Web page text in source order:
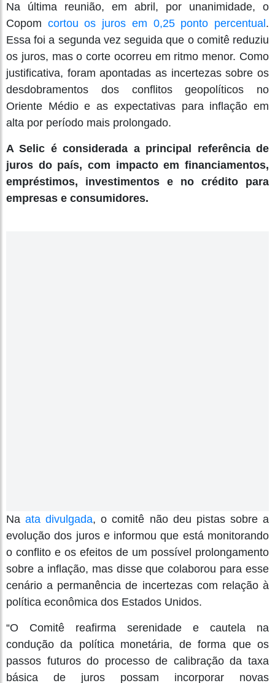
Na última reunião, em abril, por unanimidade, o
Copom cortou os juros em 0,25 ponto percentual .
Essa foi a segunda vez seguida que o comitê reduziu
os juros, mas o corte ocorreu em ritmo menor. Como
justificativa, foram apontadas as incertezas sobre os
desdobramentos dos conflitos geopolíticos no
Oriente Médio e as expectativas para inflação em
alta por período mais prolongado.
A Selic é considerada a principal referência de
juros do país, com impacto em financiamentos,
empréstimos, investimentos e no crédito para
empresas e consumidores.
Naata divulgada, o comitê não deu pistas sobre a
evolução dos juros e informou que está monitorando
o conflito e os efeitos de um possível prolongamento
sobre a inflação, mas disse que colaborou para esse
cenário a permanência de incertezas com relação à
política econômica dos Estados Unidos.
“O Comitê reafirma serenidade e cautela na
condução da política monetária, de forma que os
passos futuros do processo de calibração da taxa
básica de juros possam incorporar novas